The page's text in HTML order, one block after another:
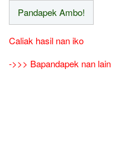
Caliak hasil nan iko
->>> Bapandapek nan lain